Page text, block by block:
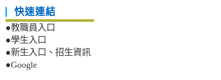
快速連結
●教職員入口
●學生入口
●新生入口、招生資訊
●Google